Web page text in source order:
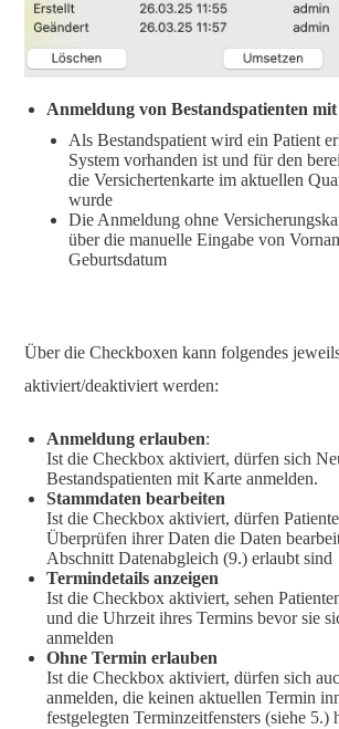
Anmeldung von Bestandspatienten
Als Bestandspatient wird ein Patient
System vorhanden ist und für den
die Versichertenkarte im aktuellen
wurde
Die Anmeldung ohne
über die manuelle Eingabe von
Geburtsdatum
Über die Checkboxen kann folgendes
aktiviert/deaktiviert werden:
Anmeldung erlauben:
Ist die Checkbox aktiviert, dürfen sich
Bestandspatienten mit Karte anmelden.
Stammdaten bearbeiten
Ist die Checkbox aktiviert, dürfen
Überprüfen ihrer Daten die Daten
Abschnitt Datenabgleich (9.) erlaubt sind
Termindetails anzeigen
Ist die Checkbox aktiviert, sehen
und die Uhrzeit ihres Termins bevor sie
anmelden
Ohne Termin erlauben
Ist die Checkbox aktiviert, dürfen sich
anmelden, die keinen aktuellen Termin
festgelegten Terminzeitfensters (siehe 5.)